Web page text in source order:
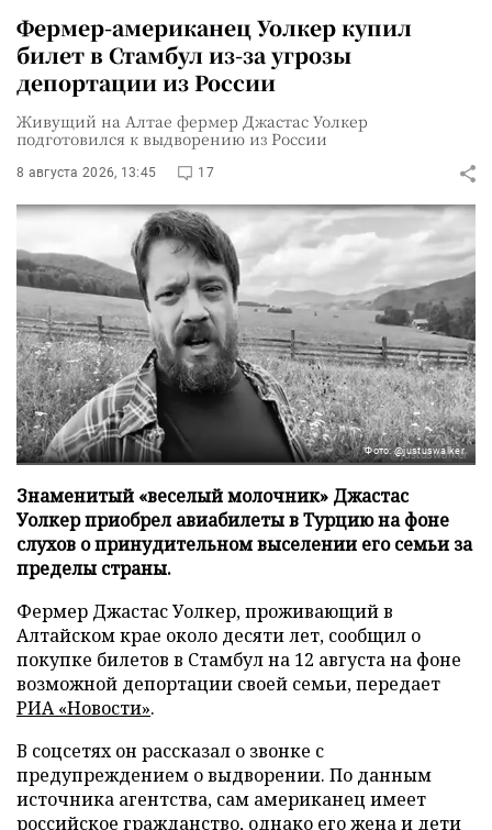
Фермер-американец Уолкер купил
билет в Стамбул из-за угрозы
депортации из России
Живущий на Алтае фермер Джастас Уолкер
подготовился к выдворению из России
8 августа 2026, 13:45 17
Фото: @justuswalker
Знаменитый «веселый молочник» Джастас
Уолкер приобрел авиабилеты в Турцию на фоне
слухов о принудительном выселении его семьи за
пределы страны.
Фермер Джастас Уолкер, проживающий в
Алтайском крае около десяти лет, сообщил о
покупке билетов в Стамбул на 12 августа на фоне
возможной депортации своей семьи, передает
РИА «Новости».
В соцсетях он рассказал о звонке с
предупреждением о выдворении. По данным
источника агентства, сам американец имеет
российское гражданство, однако его жена и дети